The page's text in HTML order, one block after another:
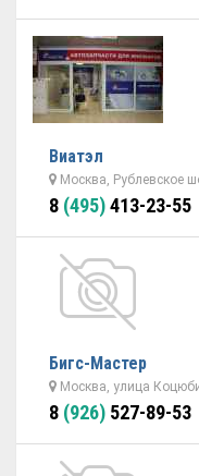
Виатэл
Москва, Рублевское
8 (495)413-23-55
Бигс-Мастер
Москва, улица
8 (926) 527-89-53